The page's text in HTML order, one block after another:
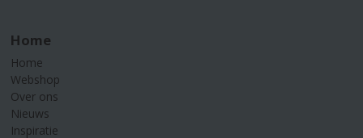
Home
Home
Webshop
Over ons
Nieuws
Inspiratie